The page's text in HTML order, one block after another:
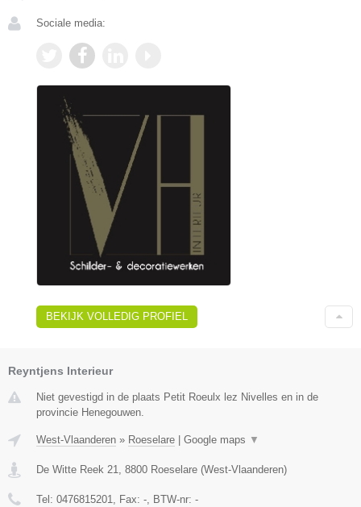
Sociale media:
BEKIJK VOLLEDIG PROFIEL
Reyntjens Interieur
Niet gevestigd in de plaats Petit Roeulx lez Nivelles en in de
provincie Henegouwen.
West-Vlaanderen » Roeselare Google maps ▼
De Witte Reek 21 8800 Roeselare (West-Vlaanderen)
Tel: 0476815201 , Fax: - , BTW-nr: -